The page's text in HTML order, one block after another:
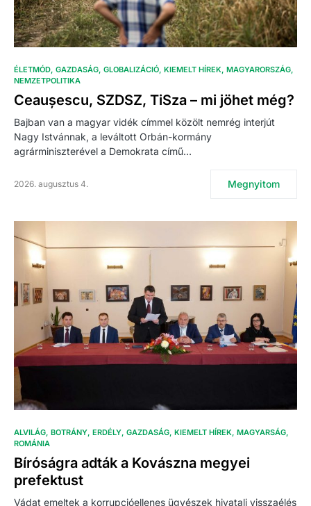
ÉLETMÓD GAZDASÁG GLOBALIZÁCIÓ KIEMELT HÍREK MAGYARORSZÁG
NEMZETPOLITIKA
Ceaușescu, SZDSZ, TiSza – mi jöhet még?
Bajban van a magyar vidék címmel közölt nemrég interjút
Nagy Istvánnak, a leváltott Orbán-kormány
agrárminiszterével a Demokrata című…
2026. augusztus 4. Megnyitom
ALVILÁG BOTRÁNY ERDÉLY GAZDASÁG KIEMELT HÍREK MAGYARSÁG
ROMÁNIA
Bíróságra adták a Kovászna megyei
prefektust
Vádat emeltek a korrupcióellenes ügyészek hivatali visszaélés